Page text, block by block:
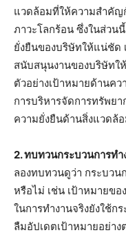
แวดล้อมที่ให้ความสำคัญ
ภาวะโลกร้อน ซึ่งในส่วน
ยั่งยืนของบริษัทให้แน่ชัด
สนับสนุนงานของบริษัทใ
ตัวอย่างเป้าหมายด้านค
การบริหารจัดการทรัพย
ความยั่งยืนด้านสิ่งแวดล้
2. ทบทวนกระบวนการทำ
ลองทบทวนดูว่า กระบวน
หรือไม่ เช่น เป้าหมายข
ในการทำงานจริงยังใช้ก
ลืมอัปเดตเป้าหมายอย่าง